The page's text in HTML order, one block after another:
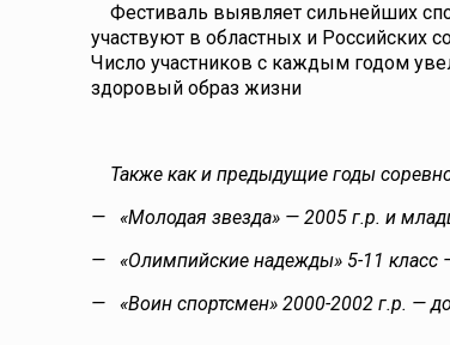
Фестиваль выявляет сильнейших
участвуют в областных и Российских
Число участников с каждым годом
здоровый образ жизни
Также как и предыдущие годы
— «Молодая звезда» — 2005 г.р. и
— «Олимпийские надежды» 5-11 класс
— «Воин спортсмен» 2000-2002 г.р. —